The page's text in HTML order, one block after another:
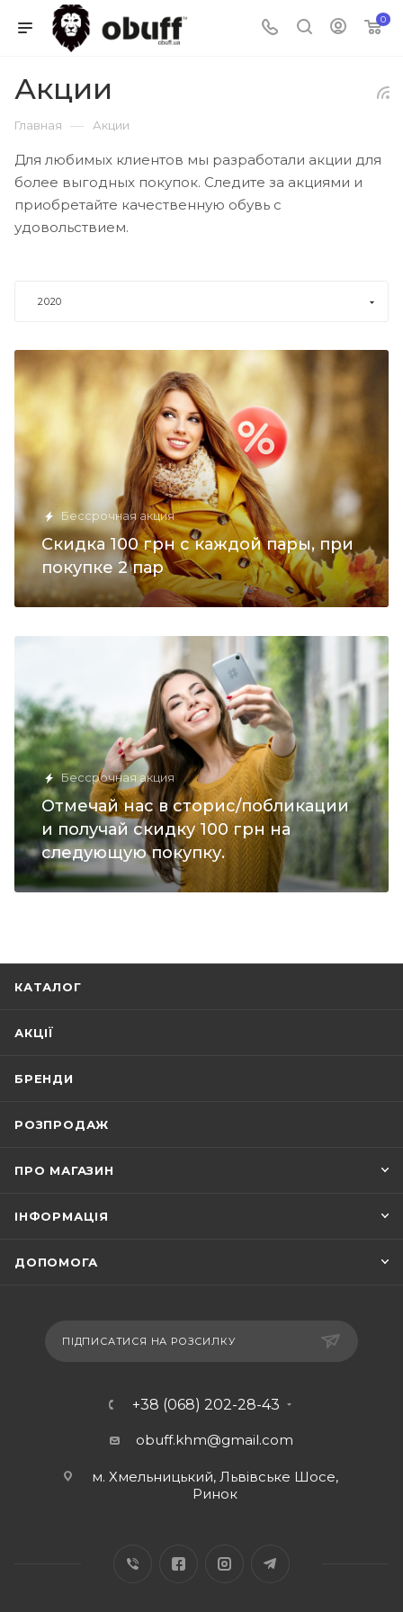
0
Акции
Главная — Акции
Для любимых клиентов мы разработали акции для
более выгодных покупок. Следите за акциями и
приобретайте качественную обувь с
удовольствием.
2020
Бессрочная акция
Скидка 100 грн с каждой пары, при
покупке 2 пар
Бессрочная акция
Отмечай нас в сторис/побликации
и получай скидку 100 грн на
следующую покупку.
КАТАЛОГ
АКЦІЇ
БРЕНДИ
РОЗПРОДАЖ
ПРО МАГАЗИН
ІНФОРМАЦІЯ
ДОПОМОГА
ПІДПИСАТИСЯ НА РОЗСИЛКУ
+38 (068) 202-28-43
obuff.khm@gmail.com
м. Хмельницький, Львівське Шосе,
Ринок